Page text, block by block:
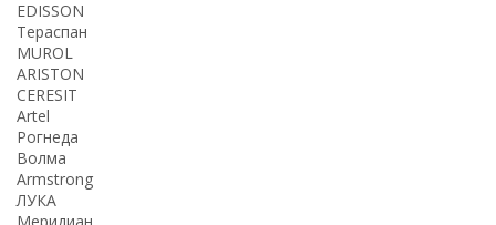
EDISSON
Тераспан
MUROL
ARISTON
CERESIT
Artel
Рогнеда
Волма
Armstrong
ЛУКА